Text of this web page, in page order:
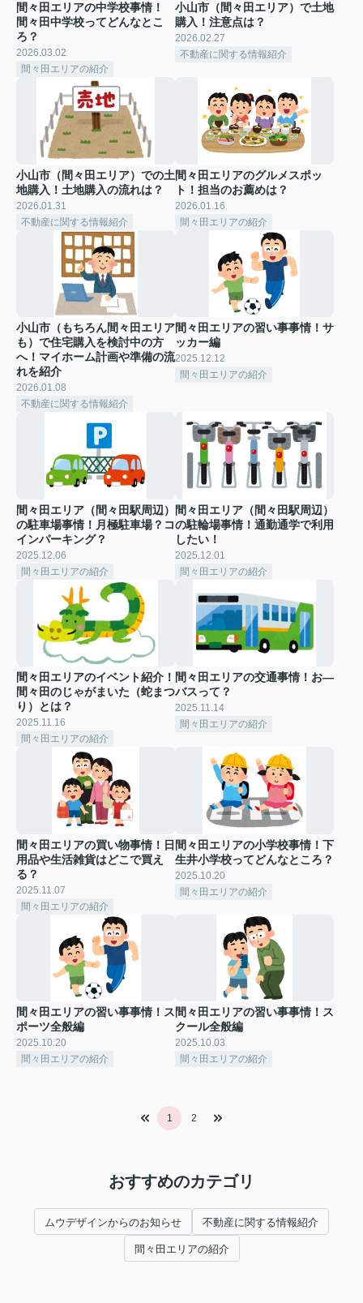
間々田エリアの中学校事情！
間々田中学校ってどんなとこ
ろ？
2026.03.02
間々田エリアの紹介
小山市（間々田エリア）で土地
購入！注意点は？
2026.02.27
不動産に関する情報紹介
小山市（間々田エリア）での土
地購入！土地購入の流れは？
2026.01.31
不動産に関する情報紹介
間々田エリアのグルメスポッ
ト！担当のお薦めは？
2026.01.16
間々田エリアの紹介
小山市（もちろん間々田エリア
も）で住宅購入を検討中の方
へ！マイホーム計画や準備の流
れを紹介
2026.01.08
不動産に関する情報紹介
間々田エリアの習い事事情！サ
ッカー編
2025.12.12
間々田エリアの紹介
間々田エリア（間々田駅周辺）
の駐車場事情！月極駐車場？コ
インパーキング？
2025.12.06
間々田エリアの紹介
間々田エリア（間々田駅周辺）
の駐輪場事情！通勤通学で利用
したい！
2025.12.01
間々田エリアの紹介
間々田エリアのイベント紹介！
間々田のじゃがまいた（蛇まつ
り）とは？
2025.11.16
間々田エリアの紹介
間々田エリアの交通事情！お―
バスって？
2025.11.14
間々田エリアの紹介
間々田エリアの買い物事情！日
用品や生活雑貨はどこで買え
る？
2025.11.07
間々田エリアの紹介
間々田エリアの小学校事情！下
生井小学校ってどんなところ？
2025.10.20
間々田エリアの紹介
間々田エリアの習い事事情！ス
ポーツ全般編
2025.10.20
間々田エリアの紹介
間々田エリアの習い事事情！ス
クール全般編
2025.10.03
間々田エリアの紹介
1 2
おすすめのカテゴリ
ムウデザインからのお知らせ 不動産に関する情報紹介
間々田エリアの紹介